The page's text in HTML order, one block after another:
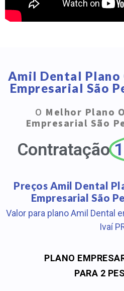
Amil Dental
Empresarial São
O Melhor Plano
Empresarial São
Contratação
Preços Amil Dental
Empresarial São
Valor para plano Amil Dental
Ivaí
PLANO
PARA 2